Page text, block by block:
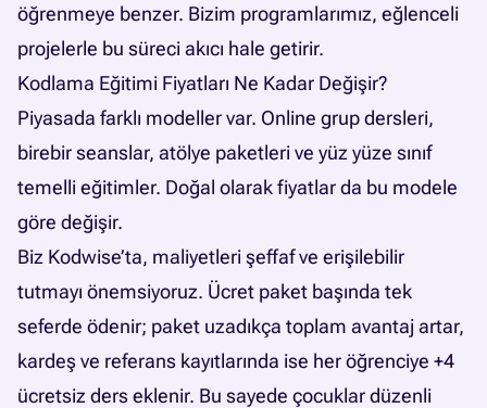
öğrenmeye benzer. Bizim programlarımız, eğlenceli
projelerle bu süreci akıcı hale getirir.
Kodlama Eğitimi Fiyatları Ne Kadar Değişir?
Piyasada farklı modeller var. Online grup dersleri,
birebir seanslar, atölye paketleri ve yüz yüze sınıf
temelli eğitimler. Doğal olarak fiyatlar da bu modele
göre değişir.
Biz Kodwise’ta, maliyetleri şeffaf ve erişilebilir
tutmayı önemsiyoruz. Ücret paket başında tek
seferde ödenir; paket uzadıkça toplam avantaj artar,
kardeş ve referans kayıtlarında ise her öğrenciye +4
ücretsiz ders eklenir. Bu sayede çocuklar düzenli